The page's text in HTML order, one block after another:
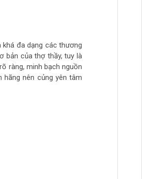
giá sinh viên, thich hợp
cao cấp ghé>>>>>>>>
khá đa dạng các thương
bản của thợ thầy, tuy là
ràng, minh bạch nguồn
nên củng yên tâm
ít, thường phải đợi đặt